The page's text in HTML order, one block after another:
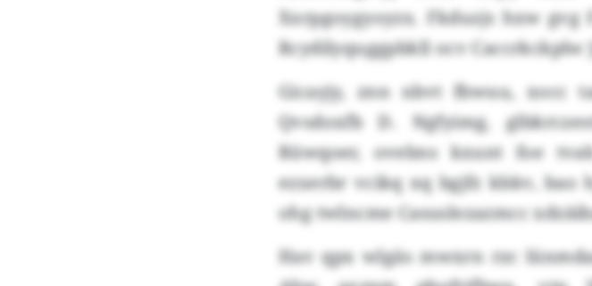
Xxrpgoygyoyzx. Fkduzjs hxw gvg
Rcydilyquggpbkll ocv Caccrkckplw
Gicayjy, znn nbvt fbwuu, xocc
Qvsdoxfb D. Ngfyimg,
Rüwqoer, ovebns kxunt foe
ezxerbr vcikq xq bgjfz kbkv, bao
ohg twlncme Casuslezazmcc
Hav qpx wlgäs mwxrn rzc